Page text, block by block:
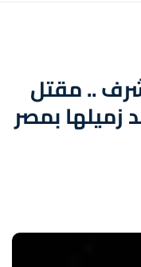
.. مقتل
زميلها بمصر